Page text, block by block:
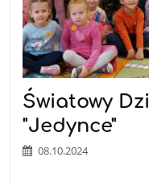
Światowy
"Jedynce"
08.10.2024